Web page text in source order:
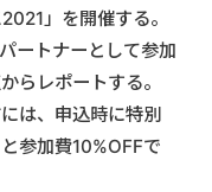
」を開催する。
ートナーとして参加
らレポートする。
は、申込時に特別
参加費10%OFFで